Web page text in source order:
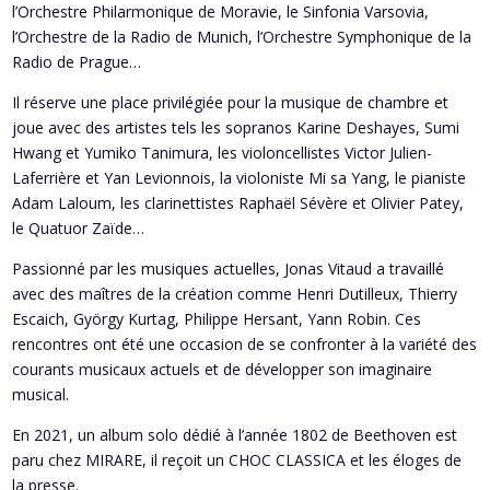
l’Orchestre Philarmonique de Moravie, le Sinfonia Varsovia,
l’Orchestre de la Radio de Munich, l’Orchestre Symphonique de la
Radio de Prague…
Il réserve une place privilégiée pour la musique de chambre et
joue avec des artistes tels les sopranos Karine Deshayes, Sumi
Hwang et Yumiko Tanimura, les violoncellistes Victor Julien-
Laferrière et Yan Levionnois, la violoniste Mi sa Yang, le pianiste
Adam Laloum, les clarinettistes Raphaël Sévère et Olivier Patey,
le Quatuor Zaïde…
Passionné par les musiques actuelles, Jonas Vitaud a travaillé
avec des maîtres de la création comme Henri Dutilleux, Thierry
Escaich, György Kurtag, Philippe Hersant, Yann Robin. Ces
rencontres ont été une occasion de se confronter à la variété des
courants musicaux actuels et de développer son imaginaire
musical.
En 2021, un album solo dédié à l’année 1802 de Beethoven est
paru chez MIRARE, il reçoit un CHOC CLASSICA et les éloges de
la presse.